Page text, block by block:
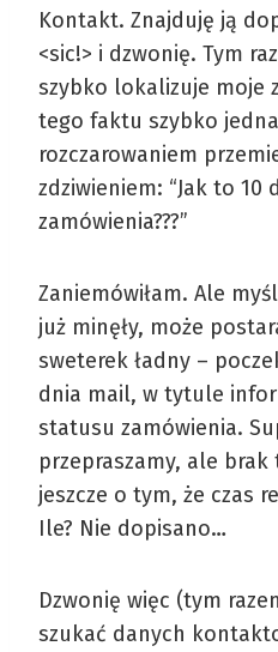
Kontakt. Znajduję ją
<sic!> i dzwonię. Tym
szybko lokalizuje moje
tego faktu szybko
rozczarowaniem
zdziwieniem: “Jak to 10
zamówienia???”
Zaniemówiłam. Ale
już minęły, może
sweterek ładny –
dnia mail, w tytule
statusu zamówienia.
przepraszamy, ale
jeszcze o tym, że czas
Ile? Nie dopisano…
Dzwonię więc (tym
szukać danych